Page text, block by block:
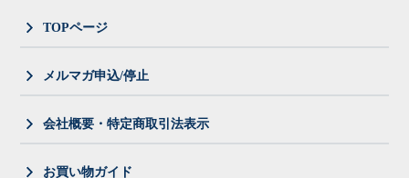
TOPページ
メルマガ申込/停止
会社概要・特定商取引法表示
お買い物ガイド